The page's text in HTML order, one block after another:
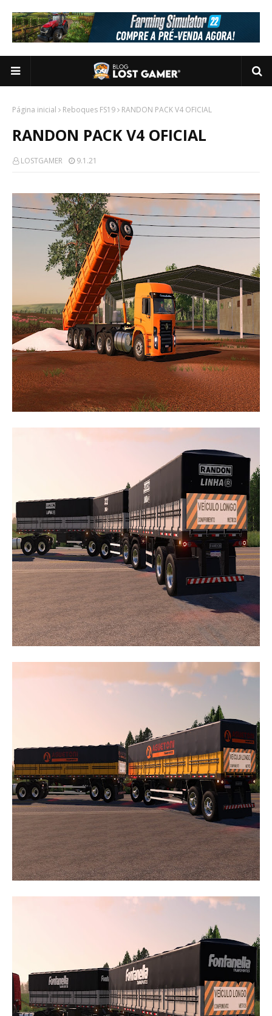
Página inicial Reboques FS19 RANDON PACK V4 OFICIAL
RANDON PACK V4 OFICIAL
LOSTGAMER 9.1.21